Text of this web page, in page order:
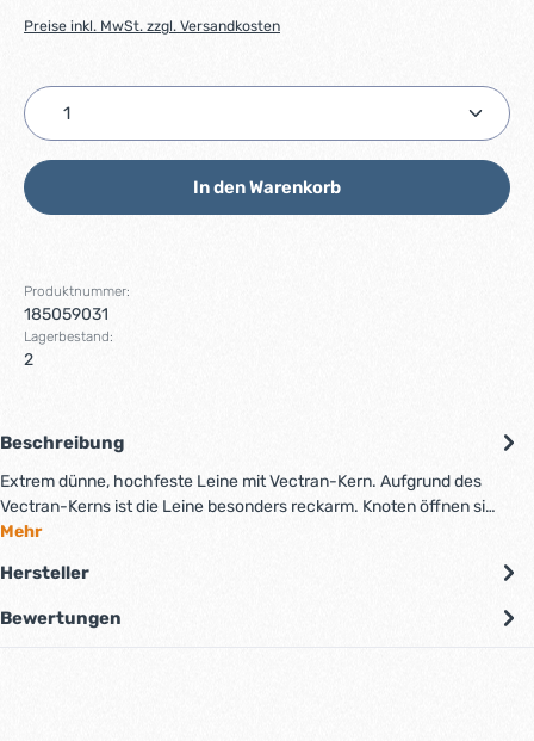
Preise inkl. MwSt. zzgl. Versandkosten
Produkt Anzahl: Gib den gewünschten Wert ein
In den Warenkorb
Produktnummer:
185059031
Lagerbestand:
2
Beschreibung
Extrem dünne, hochfeste Leine mit Vectran-Kern. Aufgrund des
Vectran-Kerns ist die Leine besonders reckarm. Knoten öffnen si…
Mehr
Hersteller
Bewertungen